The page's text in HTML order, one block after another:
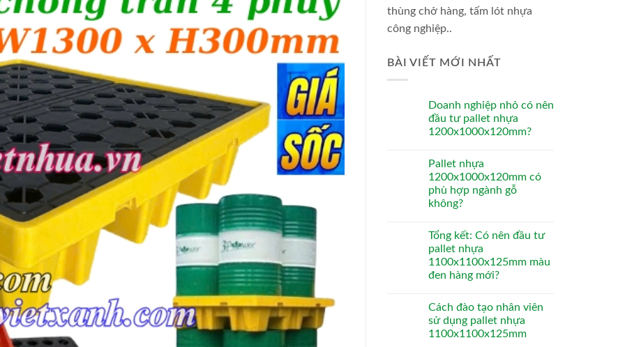
thùng chở hàng, tấm lót nhựa
công nghiệp..
BÀI VIẾT MỚI NHẤT
Doanh nghiệp nhỏ có nên
đầu tư pallet nhựa
1200x1000x120mm?
Pallet nhựa
1200x1000x120mm có
phù hợp ngành gỗ
không?
Tổng kết: Có nên đầu tư
pallet nhựa
1100x1100x125mm màu
đen hàng mới?
Cách đào tạo nhân viên
sử dụng pallet nhựa
1100x1100x125mm